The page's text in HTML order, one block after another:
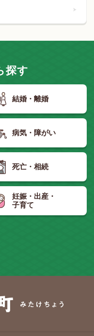
探す
結婚・離婚
病気・障がい
死亡・相続
妊娠・出産・
子育て